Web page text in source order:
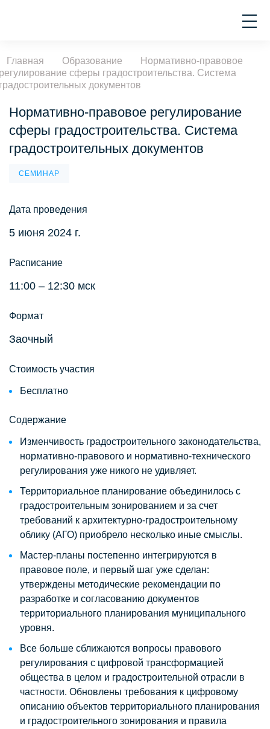
Главная Образование
Нормативно-правовое
сферы градостроительства. Система
документов
Нормативно-правовое регулирование
сферы градостроительства. Система
градостроительных документов
СЕМИНАР
Дата проведения
5 июня 2024 г.
Расписание
11:00 – 12:30 мск
Формат
Заочный
Стоимость участия
Бесплатно
Содержание
Изменчивость градостроительного законодательства,
нормативно-правового и нормативно-технического
регулирования уже никого не удивляет.
Территориальное планирование объединилось с
градостроительным зонированием и за счет
требований к архитектурно-градостроительному
облику (АГО) приобрело несколько иные смыслы.
Мастер-планы постепенно интегрируются в
правовое поле, и первый шаг уже сделан:
утверждены методические рекомендации по
разработке и согласованию документов
территориального планирования муниципального
уровня.
Все больше сближаются вопросы правового
регулирования с цифровой трансформацией
общества в целом и градостроительной отрасли в
частности. Обновлены требования к цифровому
описанию объектов территориального планирования
и градостроительного зонирования и правила